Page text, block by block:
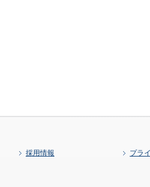
採用情報 プラ